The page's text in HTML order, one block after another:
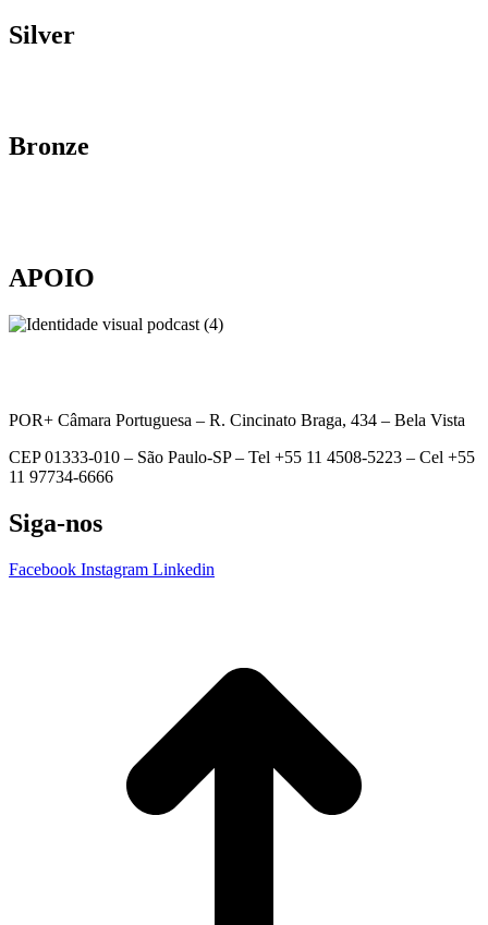
Silver
Bronze
APOIO
POR+ Câmara Portuguesa – R. Cincinato Braga, 434 – Bela Vista
CEP 01333-010 – São Paulo-SP – Tel +55 11 4508-5223 – Cel +55
11 97734-6666
Siga-nos
Facebook Instagram Linkedin